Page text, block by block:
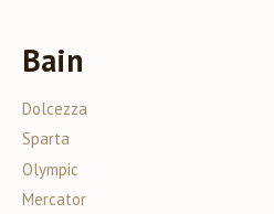
Bain
Dolcezza
Sparta
Olympic
Mercator